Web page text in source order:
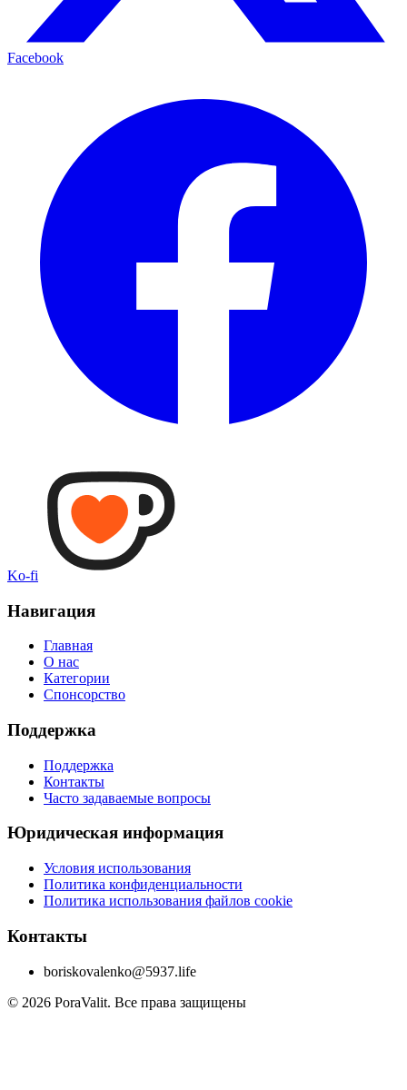
Facebook
Ko-fi
Навигация
Главная
О нас
Категории
Спонсорство
Поддержка
Поддержка
Контакты
Часто задаваемые вопросы
Юридическая информация
Условия использования
Политика конфиденциальности
Политика использования файлов cookie
Контакты
boriskovalenko@5937.life
© 2026 PoraValit. Все права защищены